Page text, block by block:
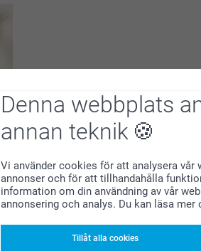
Denna webbplats
annan teknik
Vi använder cookies för att analysera
annonser och för att tillhandahålla
information om din användning av vår
annonsering och analys. Du kan läsa
Tillåt alla cookies
Skapa med
Mjau! Söker du inspiration för
möjligheter att skapa unika
favoritbilderna på din katt.